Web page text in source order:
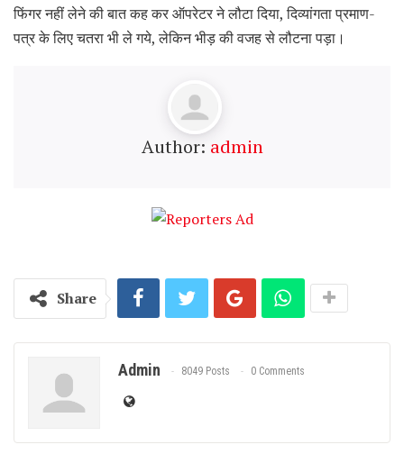
फिंगर नहीं लेने की बात कह कर ऑपरेटर ने लौटा दिया, दिव्यांगता प्रमाण-
पत्र के लिए चतरा भी ले गये, लेकिन भीड़ की वजह से लौटना पड़ा।
Author: admin
Share
Admin 8049 Posts 0 Comments